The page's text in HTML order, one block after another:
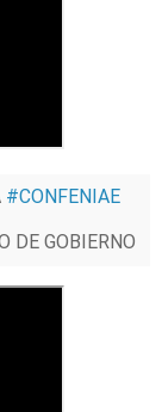
#CONFENIAE
DE GOBIERNO